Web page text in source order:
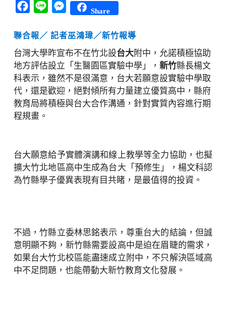
Facebook
Line Messenger
Share
聯合報／ 記者巫鴻瑋／新竹報導
台灣大學昨宣布不在竹北設台大附中，允諾積極協助
地方評估設立「生醫園區實驗中學」， 新竹縣長楊文
科表示，雖然不是很滿意，台大若願意設實驗中學取
代，還是歡迎，絕對傾所有力量建立優質高中，縣府
教育局將積極與台大合作溝通，針對實質內容進行期
程規畫。
台大願意給予實體演講和線上教學等全力協助，也擬
擴大竹北地區高中生成為台大「預修生」，楊文科認
為竹縣學子優異表現有目共睹，是最值得的投資。
不過，竹縣立委林思銘表示，尊重台大的結論，但誠
意明顯不夠，新竹縣需要設高中是迫在眉睫的需求，
如果台大竹北校區能盡速成立附中，不只解決區域高
中不足問題，也能帶動大新竹教育文化發展。